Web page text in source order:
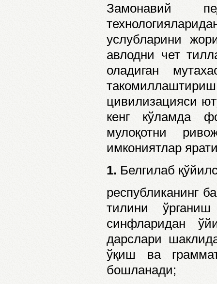
Замонавий
услубларини
авлодни чет
оладиган
цивилизацияси
кенг кўламда
мулоқотни
имкониятлар
1. Белгилаб
республиканинг
тилини
синфларидан
дарслари
ўқиш ва
бошланади;